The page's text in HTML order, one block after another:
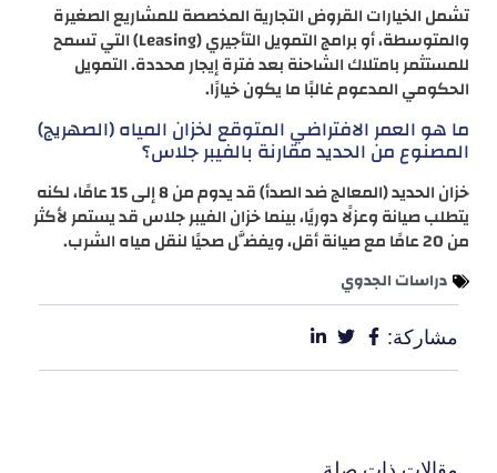
تشمل الخيارات القروض التجارية المخصصة للمشاريع الصغيرة
والمتوسطة، أو برامج التمويل التأجيري (Leasing) التي تسمح
للمستثمر بامتلاك الشاحنة بعد فترة إيجار محددة. التمويل
الحكومي المدعوم غالبًا ما يكون خيارًا.
ما هو العمر الافتراضي المتوقع لخزان المياه (الصهريج)
المصنوع من الحديد مقارنة بالفيبر جلاس؟
خزان الحديد (المعالج ضد الصدأ) قد يدوم من 8 إلى 15 عامًا، لكنه
يتطلب صيانة وعزلًا دوريًا، بينما خزان الفيبر جلاس قد يستمر لأكثر
من 20 عامًا مع صيانة أقل، ويفضَّل صحيًا لنقل مياه الشرب.
دراسات الجدوي
مشاركة: